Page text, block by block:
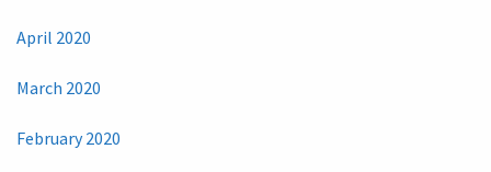
April 2020
March 2020
February 2020